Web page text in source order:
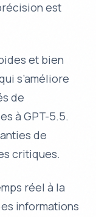
est
et bien
s’améliore
de
à GPT-5.5.
de
critiques.
réel à la
informations